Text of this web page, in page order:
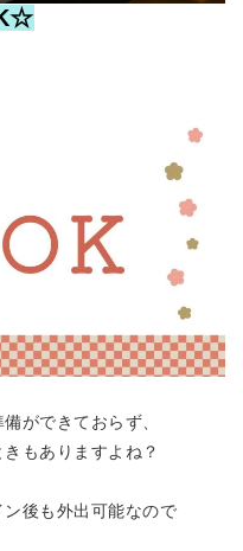
ができておらず、
もありますよね？
後も外出可能なので